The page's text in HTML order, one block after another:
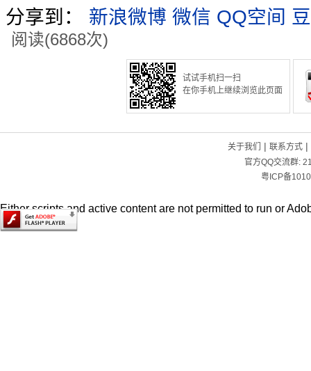
分享到： 新浪微博 微信 QQ空间
阅读(6868次)
试试手机扫一扫
在你手机上继续浏览此页面
关于我们 | 联系方式|
官方QQ交流群:
粤ICP备
Either scripts and active content are not permitted to run or